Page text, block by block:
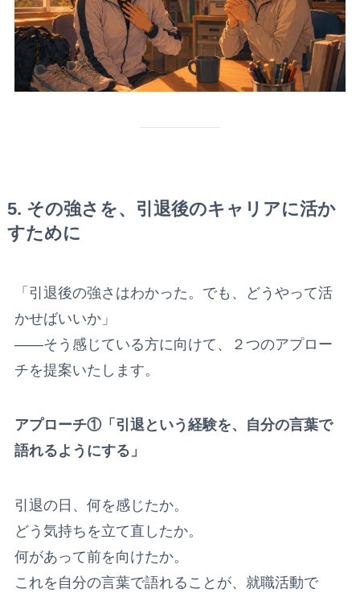
5. その強さを、引退後のキャリアに活か
すために
「引退後の強さはわかった。でも、どうやって活
かせばいいか」
——そう感じている方に向けて、２つのアプロー
チを提案いたします。
アプローチ①「引退という経験を、自分の言葉で
語れるようにする」
引退の日、何を感じたか。
どう気持ちを立て直したか。
何があって前を向けたか。
これを自分の言葉で語れることが、就職活動で